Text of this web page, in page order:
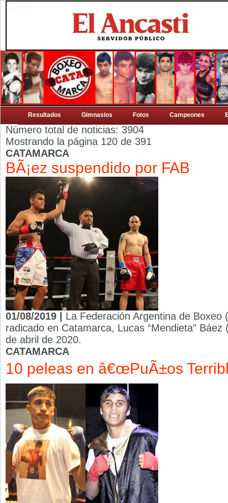
Resultados Gimnasios Fotos Campeones
Número total de noticias: 3904
Mostrando la página 120 de 391
CATAMARCA
BÃ¡ez suspendido por FAB
01/08/2019 | La Federación Argentina de Boxeo
radicado en Catamarca, Lucas “Mendieta”
de abril de 2020.
CATAMARCA
10 peleas en â€œPuÃ±os